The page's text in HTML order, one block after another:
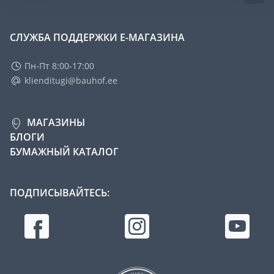
СЛУЖБА ПОДДЕРЖКИ Е-МАГАЗИНА
Пн-Пт 8:00-17:00
klienditugi@bauhof.ee
МАГАЗИНЫ
БЛОГИ
БУМАЖНЫЙ КАТАЛОГ
ПОДПИСЫВАЙТЕСЬ: